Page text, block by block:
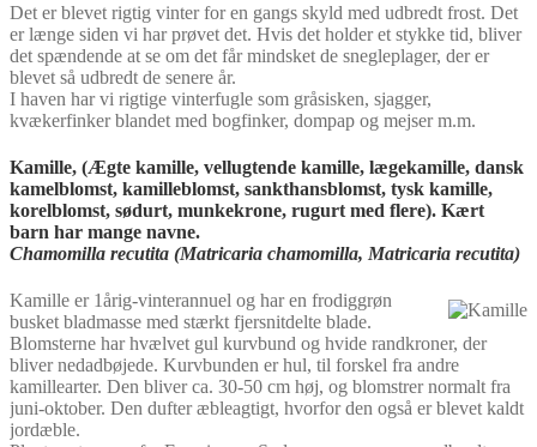
Det er blevet rigtig vinter for en gangs skyld med udbredt frost. Det
er længe siden vi har prøvet det. Hvis det holder et stykke tid, bliver
det spændende at se om det får mindsket de snegleplager, der er
blevet så udbredt de senere år.
I haven har vi rigtige vinterfugle som gråsisken, sjagger,
kvækerfinker blandet med bogfinker, dompap og mejser m.m.
Kamille, (Ægte kamille, vellugtende kamille, lægekamille, dansk
kamelblomst, kamilleblomst, sankthansblomst, tysk kamille,
korelblomst, sødurt, munkekrone, rugurt med flere). Kært
barn har mange navne.
Chamomilla recutita (Matricaria chamomilla, Matricaria recutita)
Kamille er 1årig-vinterannuel og har en frodiggrøn
busket bladmasse med stærkt fjersnitdelte blade.
Blomsterne har hvælvet gul kurvbund og hvide randkroner, der
bliver nedadbøjede. Kurvbunden er hul, til forskel fra andre
kamillearter. Den bliver ca. 30-50 cm høj, og blomstrer normalt fra
juni-oktober. Den dufter æbleagtigt, hvorfor den også er blevet kaldt
jordæble.